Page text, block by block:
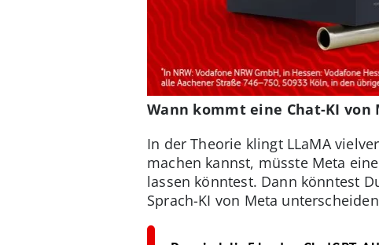
Wann kommt eine Chat-KI von
In der Theorie klingt LLaMA
machen kannst, müsste Meta
lassen könntest. Dann könntest
Sprach-KI von Meta